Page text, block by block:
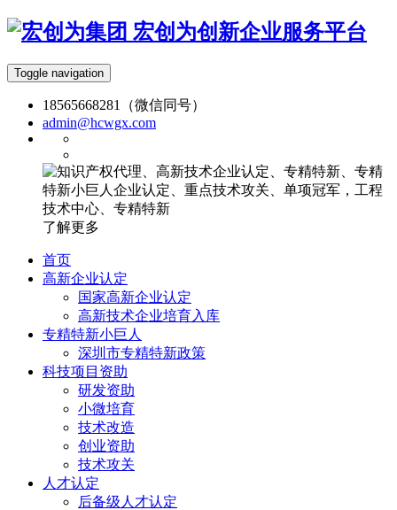
宏创为创新企业服务平台
Toggle navigation
18565668281（微信同号）
admin@hcwgx.com
了解更多
首页
高新企业认定
国家高新企业认定
高新技术企业培育入库
专精特新小巨人
深圳市专精特新政策
科技项目资助
研发资助
小微培育
技术改造
创业资助
技术攻关
人才认定
后备级人才认定